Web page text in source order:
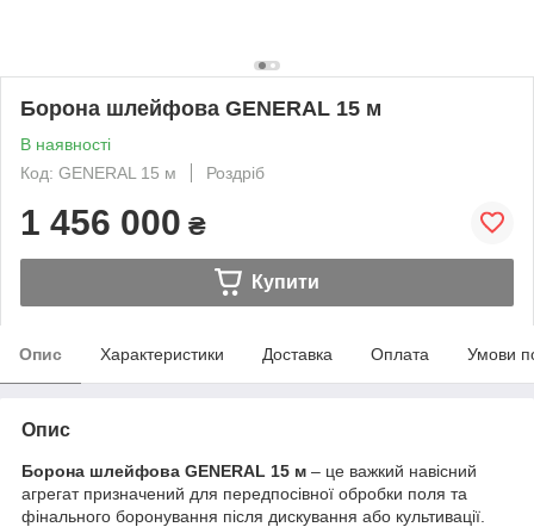
Борона шлейфова GENERAL 15 м
В наявності
Код: GENERAL 15 м
Роздріб
1 456 000 ₴
Купити
Опис Характеристики Доставка Оплата Умови
Опис
Борона шлейфова GENERAL 15 м – це важкий навісний
агрегат призначений для передпосівної обробки поля та
фінального боронування після дискування або культивації.